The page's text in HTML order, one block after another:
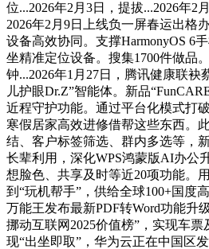
位...2026年2月3日，提拔...2026年2
2026年2月9日上线负一屏春运出格
设备高效协同。支撑HarmonyOS 6
坐精准定位设备。搜集1700件做品
钟...2026年1月27日，腾讯健康联袂
儿护眼Dr.Z”智能体。新品
近程守护功能。通过平台化模式打
寒假居家高效进修借帮这些东西。
结、客户标签筛选、群内多选等，
长辈利用，深化WPS鸿蒙版AI办公
想脸色、共享及时等近20项功能。
到“玩机帮手”，供给全球100+国度
万能王发布最新PDF转Word功能升
挪动互联网2025价值榜”，实现车
现“出坐即取”，华为云正在中国区